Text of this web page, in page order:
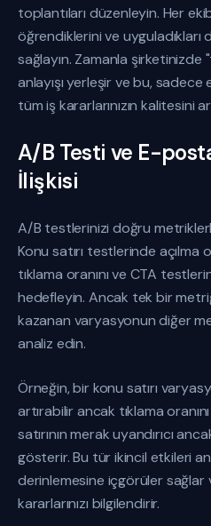
toplantıları düzenleyin. Her
öğrendiklerini ve uyguladıkları
sağlayın. Zamanla
anlayışı yerleşir ve bu,
tüm iş kararlarınızın kalitesini
A/B Testi ve E-
İlişkisi
A/B testlerinizi doğru
Konu satırı testlerinde açılma
tıklama oranını ve CTA
hedefleyin. Ancak tek bir
kazanan varyasyonun diğer
analiz edin.
Örneğin, bir konu satırı
artırabilir ancak tıklama
satırının merak uyandırıcı
gösterir. Bu tür ikincil etkileri
derinlemesine içgörüler
kararlarınızı bilgilendirir.